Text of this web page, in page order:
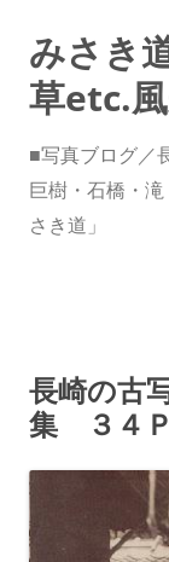
みさき
草etc.
■写真ブログ／
巨樹・石橋・
さき道」
長崎の古
集 ３４